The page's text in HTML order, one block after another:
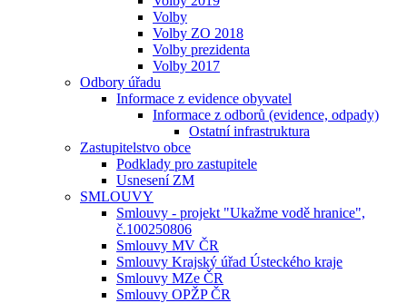
Volby
Volby ZO 2018
Volby prezidenta
Volby 2017
Odbory úřadu
Informace z evidence obyvatel
Informace z odborů (evidence, odpady)
Ostatní infrastruktura
Zastupitelstvo obce
Podklady pro zastupitele
Usnesení ZM
SMLOUVY
Smlouvy - projekt "Ukažme vodě hranice",
č.100250806
Smlouvy MV ČR
Smlouvy Krajský úřad Ústeckého kraje
Smlouvy MZe ČR
Smlouvy OPŽP ČR